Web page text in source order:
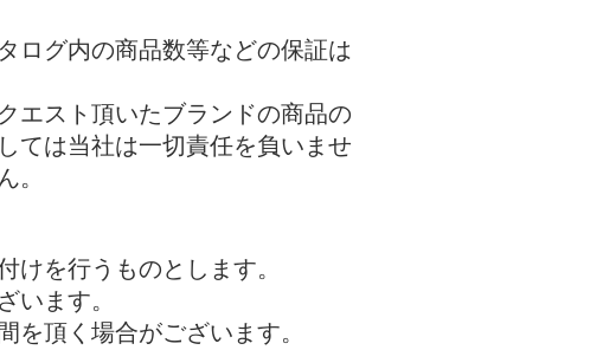
ログ内の商品数等などの保証は
エスト頂いたブランドの商品の
ては当社は一切責任を負いませ
。
けを行うものとします。
います。
頂く場合がございます。